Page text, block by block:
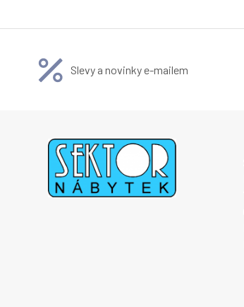
Slevy a novinky e-mailem